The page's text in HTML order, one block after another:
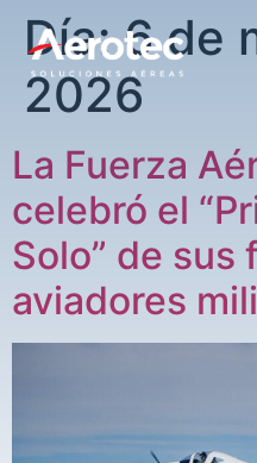
Día:6 de
2026
La Fuerza
celebró el
Solo” de sus
aviadores